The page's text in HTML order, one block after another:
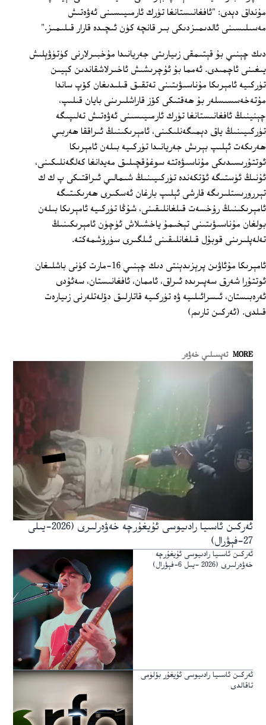
مۇنداق دېدى: "ئافغانىستانغا تۈرك ئارمىيىسىنى ئەۋەتىش
مەسىلىسىنى ئالدىمىزدىكى بىر قانچە كۈن ئىچىدە قارار قىلىمىز."
دىك چېنىي بۇ قېتىمقى زىيارىتى جەريانىدا مۇخبىرلارنى كۈتۈۋېلىش
يىغىنى ئاچمىدى. ئەمما بۇ ئۇچرىشىش ئاخىرلاشقاندىن كېيىن
تۈركىيە ئامېرىكا مۇناسىۋىتىنى تەتقىق قىلىدىغان كۆپ ساندا
مۇتەخەسسىسلەر بۇ ھەقتىكى كۆز قاراشلىرىنى بايان قىلىپ،
چېنينىڭ ئافغانىستانغا تۈرك ئارمىيىسىنى ئەۋەتىش تەلىپىگە
تۈركىيىنىڭ ياق دېمىگەنلىكىنى، ئامېرىكىنىڭ ئىراققا ھەربىي
ھەرىكەت ئېلىپ بېرىش جەريانىدا تۈركىيە بىلەن ئامېرىكا
ئوتتۇرىسىدىكى مۇناسىۋەتتە سوغۇقچىلىق مەيدانغا كەلگەنلىكىنى،
ئۇنىڭ ئۈستىگە ئۆتكەندە تۈركىيىنىڭ شىمالىي ئىراقتىكى پ ك ك
تېررورىستلىرىگە قارشى ئېلىپ بارغان ئەسكىرى ھەرىكىتىگە
ئامېرىكىنىڭ رۇخسەت قىلغانلىقىنى، شۇڭا تۈركىيە ئامېرىكا بىلەن
بولغان مۇناسىۋىتىنى تېخىمۇ ياخشىلاش ئۈچۈن ئامېرىكىنىڭ
تەلەپلىرىنى قوبۇل قىلغانلىقىنى ئىلگىرى سۈرۈشمەكتە.
ئامېرىكا مۇئاۋىن پرېزىدېنتى دىك چېنىي 16-مارت كۈنى باشلىغان
ئوتتۇرا شەرق سەپىرىدە ئىراق، ئاممان، ئافغانىستان، سەئۇدى
ئەرەبىستان، ئىسرائىلىيە ۋە تۈركىيە قاتارلىق دۆلەتلەرنى زىيارەت
قىلدى. (ئەركىن تارىم)
MORE تەپسىلىي خەۋەر
ئەركىن ئاسىيا رادىيوسى ئۇيغۇرچە خەۋەرلىرى (2026-يىلى
27-فېۋرال)
ئەركىن ئاسىيا رادىيوسى ئۇيغۇرچە
خەۋەرلىرى (2026 -يىل 6-فېۋرال)
ئەركىن ئاسىيا رادىيوسى ئۇيغۇر بۆلۈمى
تاقالدى